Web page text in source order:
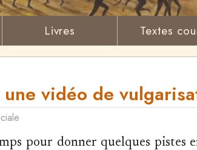
Livres Textes
une vidéo de
pour donner quelques pistes